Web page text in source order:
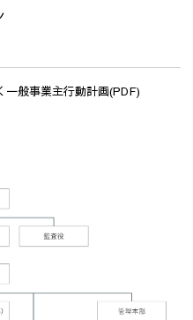
一般事業主行動計画(PDF)